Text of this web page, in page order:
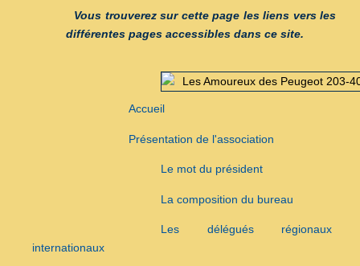
Vous trouverez sur cette page les liens vers les
différentes pages accessibles dans ce site.
Accueil
Présentation de l'association
Le mot du président
La composition du bureau
Les délégués régionaux
internationaux